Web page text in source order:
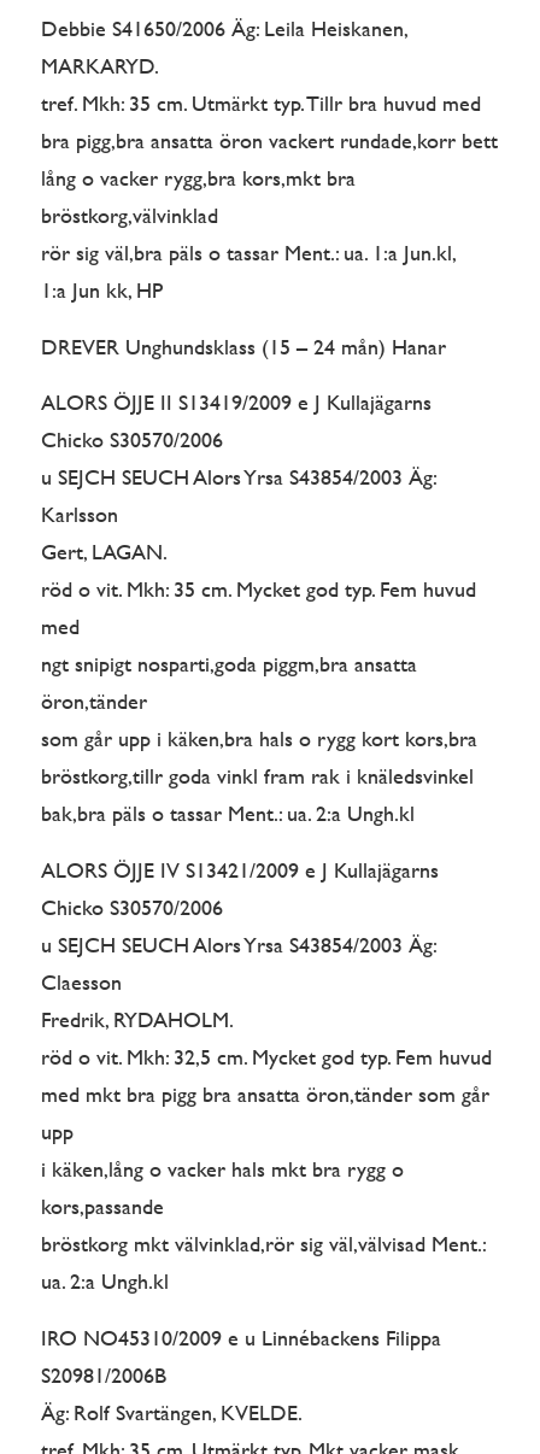
Debbie S41650/2006 Äg: Leila Heiskanen,
MARKARYD.
tref. Mkh: 35 cm. Utmärkt typ. Tillr bra huvud med
bra pigg,bra ansatta öron vackert rundade,korr bett
lång o vacker rygg,bra kors,mkt bra
bröstkorg,välvinklad
rör sig väl,bra päls o tassar Ment.: ua. 1:a Jun.kl,
1:a Jun kk, HP
DREVER Unghundsklass (15 – 24 mån) Hanar
ALORS ÖJJE II S13419/2009 e J Kullajägarns
Chicko S30570/2006
u SEJCH SEUCH Alors Yrsa S43854/2003 Äg:
Karlsson
Gert, LAGAN.
röd o vit. Mkh: 35 cm. Mycket god typ. Fem huvud
med
ngt snipigt nosparti,goda piggm,bra ansatta
öron,tänder
som går upp i käken,bra hals o rygg kort kors,bra
bröstkorg,tillr goda vinkl fram rak i knäledsvinkel
bak,bra päls o tassar Ment.: ua. 2:a Ungh.kl
ALORS ÖJJE IV S13421/2009 e J Kullajägarns
Chicko S30570/2006
u SEJCH SEUCH Alors Yrsa S43854/2003 Äg:
Claesson
Fredrik, RYDAHOLM.
röd o vit. Mkh: 32,5 cm. Mycket god typ. Fem huvud
med mkt bra pigg bra ansatta öron,tänder som går
upp
i käken,lång o vacker hals mkt bra rygg o
kors,passande
bröstkorg mkt välvinklad,rör sig väl,välvisad Ment.:
ua. 2:a Ungh.kl
IRO NO45310/2009 e u Linnébackens Filippa
S20981/2006B
Äg: Rolf Svartängen, KVELDE.